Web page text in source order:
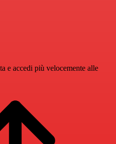
e accedi più velocemente alle